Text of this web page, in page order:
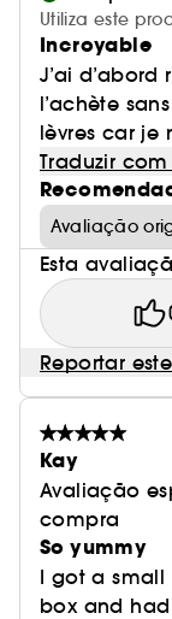
Utiliza este
Incroyable
J’ai
l’achète
lèvres car je
Traduzir
Avaliação
Esta
Reportar
Kay
Avaliação
compra
So yummy
I got a
box and